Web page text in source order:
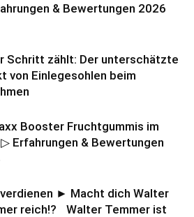
& Bewertungen 2026
Schritt zählt: Der unterschätzte
von Einlegesohlen beim
Booster Fruchtgummis im
Erfahrungen & Bewertungen
► Macht dich Walter
reich!? Walter Temmer ist